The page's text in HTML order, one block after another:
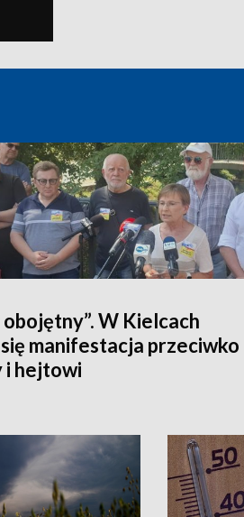
obojętny”. W Kielcach
manifestacja przeciwko
i hejtowi